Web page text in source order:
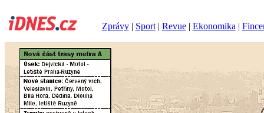
Zprávy| Sport| Revue| Ekonomika |